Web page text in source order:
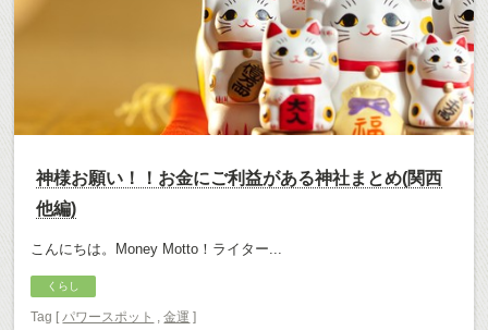
神様お願い！！お金にご利益がある神社まとめ(関西
他編)
こんにちは。Money Motto！ライター...
くらし
Tag [ パワースポット ,金運 ]